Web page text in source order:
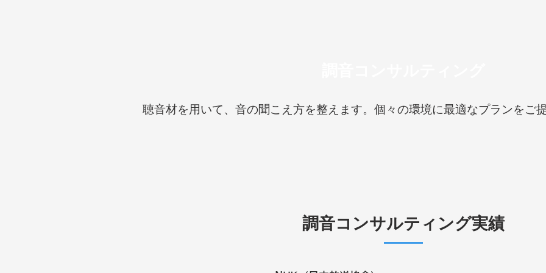
聴音材を用いて、音の聞こえ方を整えます。個々の環境に最適なプランをご
調音コンサルティング実績